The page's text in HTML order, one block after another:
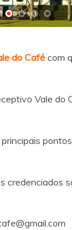
do Café com
Vale do
credenciados